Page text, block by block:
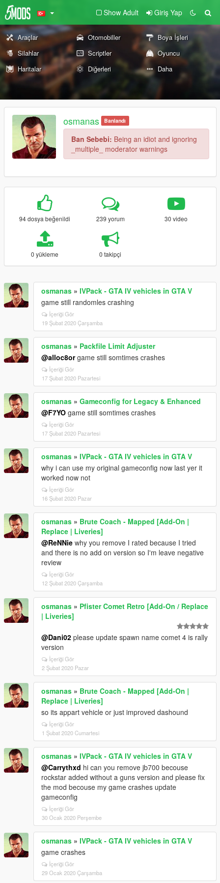
Show Adult Giriş Yap
Araçlar Otomobiller
Boya İşleri
Silahlar
Scriptler
Oyuncu
Haritalar
Diğerleri Daha
osmanas Banlandı
Ban Sebebi: Being an idiot and ignoring
_multiple_ moderator warnings
94 dosya beğenildi 239 yorum 30 video
0 yükleme 0 takipçi
osmanas » IVPack - GTA IV vehicles in GTA V
game still randomles crashing
İçeriği Gör
19 Şubat 2020 Çarşamba
osmanas » Packfile Limit Adjuster
@alloc8orgame still somtimes crashes
İçeriği Gör
17 Şubat 2020 Pazartesi
osmanas » Gameconfig for Legacy & Enhanced
@F7YO game still somtimes crashes
İçeriği Gör
17 Şubat 2020 Pazartesi
osmanas » IVPack - GTA IV vehicles in GTA V
why i can use my original gameconfig now last yer it
worked now not
İçeriği Gör
16 Şubat 2020 Pazar
osmanas » Brute Coach - Mapped [Add-On |
Replace | Liveries]
@ReNNie why you remove I rated because I tried
and there is no add on version so I'm leave negative
review
İçeriği Gör
12 Şubat 2020 Çarşamba
osmanas » Pfister Comet Retro [Add-On / Replace
| Liveries]
@Dani02 please update spawn name comet 4 is rally
version
İçeriği Gör
2 Şubat 2020 Pazar
osmanas » Brute Coach - Mapped [Add-On |
Replace | Liveries]
so its appart vehicle or just improved dashound
İçeriği Gör
1 Şubat 2020 Cumartesi
osmanas » IVPack - GTA IV vehicles in GTA V
@Carrythxd hi can you remove jb700 becouse
rockstar added without a guns version and please fix
the mod becouse my game crashes update
gameconfig
İçeriği Gör
30 Ocak 2020 Perşembe
osmanas » IVPack - GTA IV vehicles in GTA V
game crashes
İçeriği Gör
29 Ocak 2020 Çarşamba